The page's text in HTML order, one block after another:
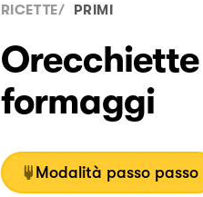
RICETTE/ PRIMI
formaggi
Modalità passo passo